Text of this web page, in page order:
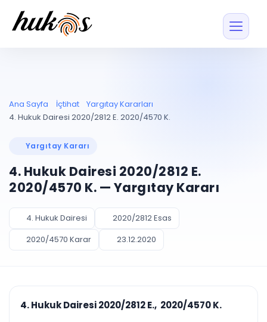
Entegrasyonu
UYAP ile otomatik
UYAP Evrak
Entegrasyonu
UETS Entegrasyonu
Tebligatları anında
Müvekkil ve taraf
Vekalet
PLANLAMA & TAKİP
Pano ve Takip
Duruşma ve görev
takvimi
takibi
Blog
Ücretsiz Başlayın Giriş Yap
Ana Sayfa İçtihat
Yargıtay Kararları
4. Hukuk Dairesi 2020/2812 E. 2020/4570 K.
Yargıtay Kararı
4. Hukuk Dairesi 2020/2812 E.
2020/4570 K. — Yargıtay Kararı
4. Hukuk Dairesi
2020/2812 Esas
2020/4570 Karar
23.12.2020
4. Hukuk Dairesi 2020/2812 E., 2020/4570 K.